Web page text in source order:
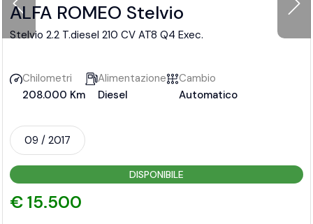
ALFA ROMEO Stelvio
Stelvio 2.2 T.diesel 210 CV AT8 Q4 Exec.
Chilometri
208.000 Km
Alimentazione
Diesel
Cambio
Automatico
09 / 2017
DISPONIBILE
€ 15.500